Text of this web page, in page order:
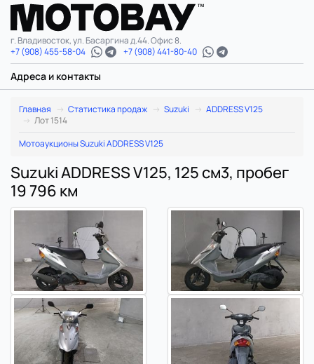
г. Владивосток, ул. Басаргина д.44. Офис 8.
+7 (908) 455-58-04
+7 (908) 441-80-40
Адреса и контакты
Главная Статистика продаж Suzuki
ADDRESS V125
Лот 1514
Мотоаукционы Suzuki ADDRESS V125
Suzuki ADDRESS V125, 125 см3, пробег
19 796 км